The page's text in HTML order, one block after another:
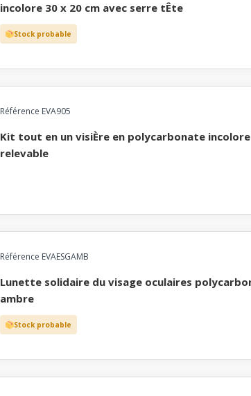
incolore 30 x 20 cm avec serre tÊte
Stock probable
Référence EVA905
kit tout en un visiÈre en polycarbonate incolore
relevable
Référence EVAESGAMB
lunette solidaire du visage oculaires polycarbonate
ambre
Stock probable